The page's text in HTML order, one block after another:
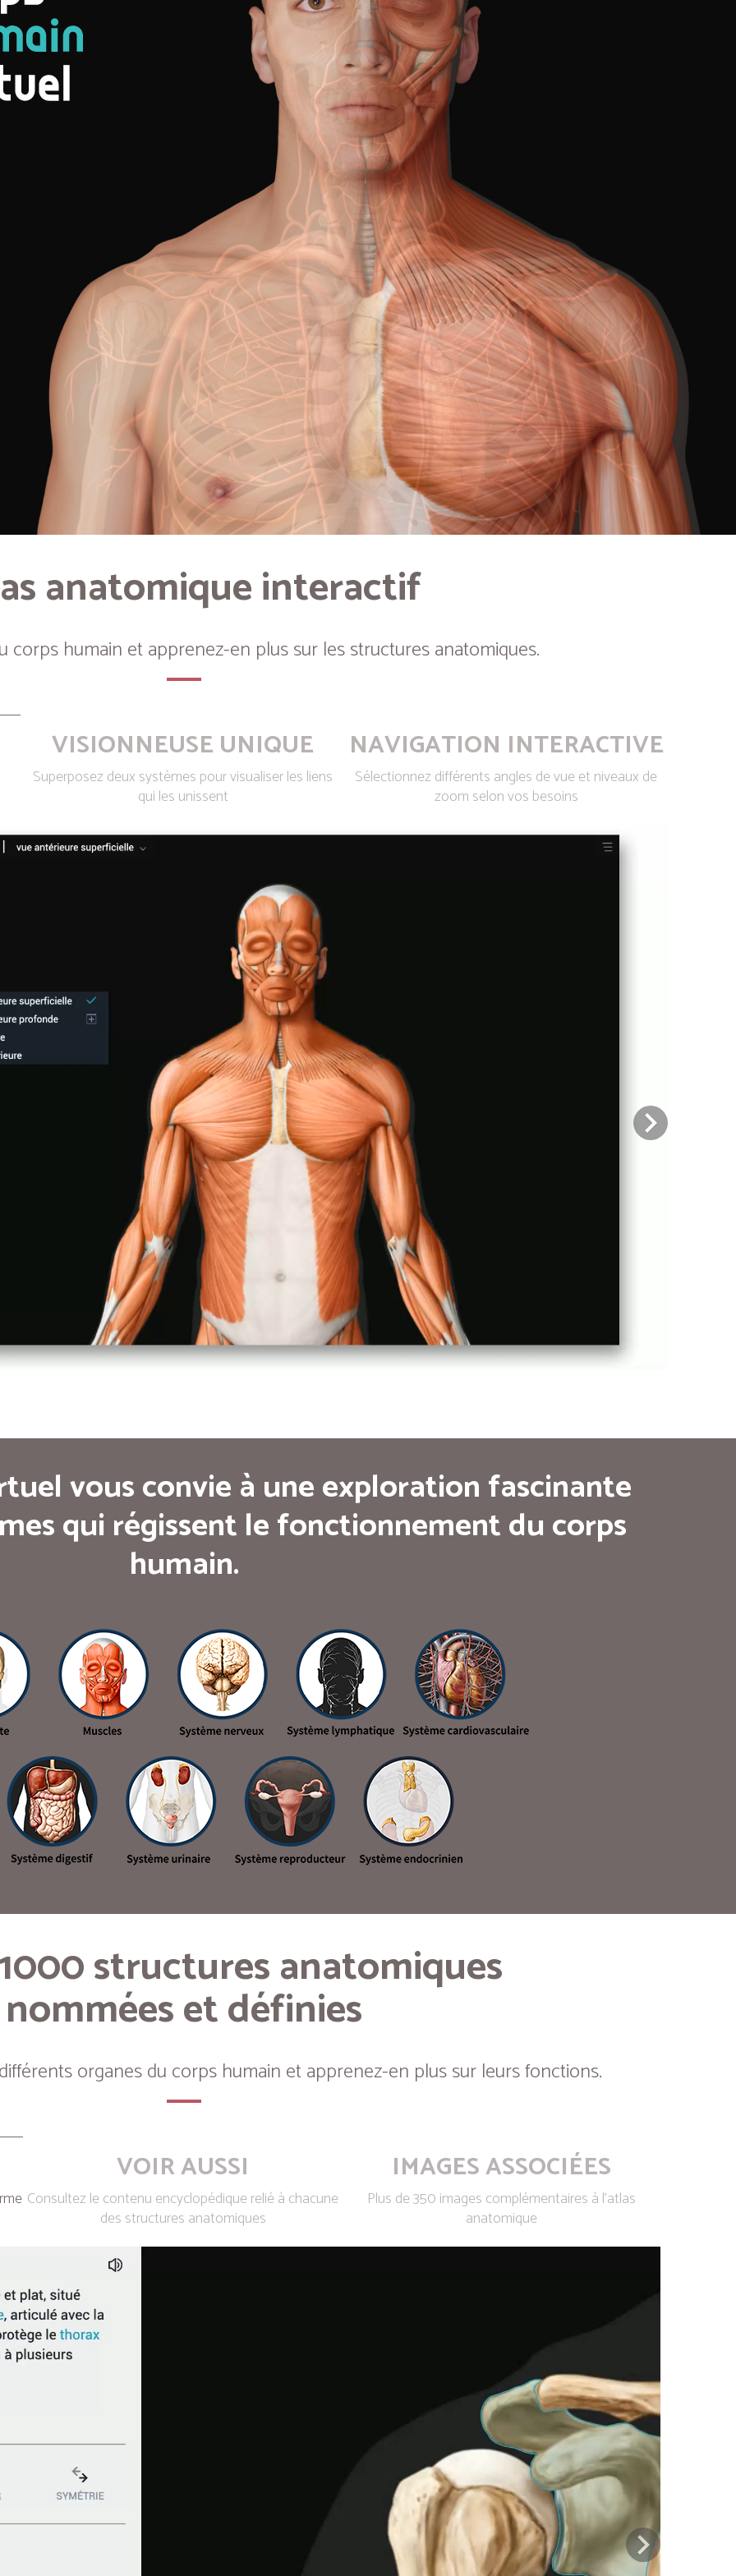
anatomique interactif
corps humain et apprenez-en plus sur les structures anatomiques.
VISIONNEUSE UNIQUE
Superposez deux systèmes pour visualiser les liens
qui les unissent
NAVIGATION INTERACTIVE
Sélectionnez différents angles de vue et niveaux de
zoom selon vos besoins
vous convie à une exploration fascinante
qui régissent le fonctionnement du corps
humain.
structures anatomiques
nommées et définies
organes du corps humain et apprenez-en plus sur leurs fonctions.
VOIR AUSSI
Consultez le contenu encyclopédique relié à chacune
des structures anatomiques
IMAGES ASSOCIÉES
Plus de 350 images complémentaires à l’atlas
anatomique